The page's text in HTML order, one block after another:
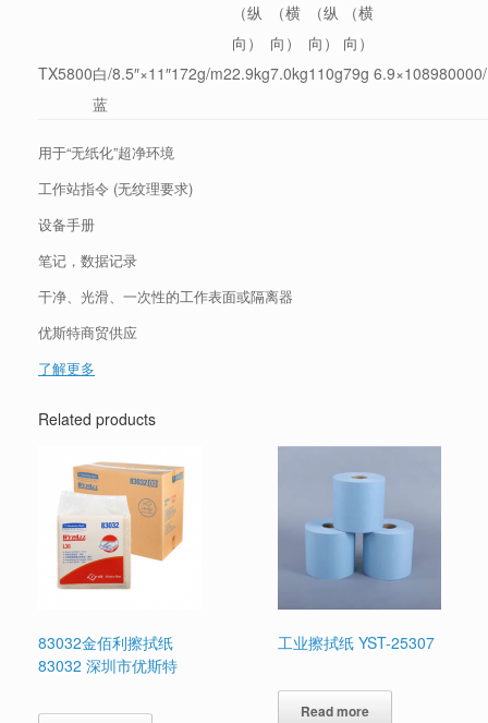
（纵
向）
（横
向）
（纵
向）
（横
向）
TX5800白/
蓝
8.5″×11″172g/m22.9kg7.0kg110g79g 6.9×108
用于“无纸化”超净环境
工作站指令 (无纹理要求)
设备手册
笔记，数据记录
干净、光滑、一次性的工作表面或隔离器
优斯特商贸供应
了解更多
Related products
83032金佰利擦拭纸
83032 深圳市优斯特
工业擦拭纸 YST-25307
Read more